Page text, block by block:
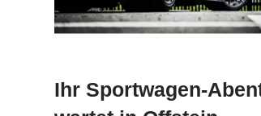
Ihr Sportwagen-